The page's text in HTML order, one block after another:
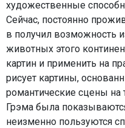
художественные
Сейчас, постоянно
в получил возможность
животных этого
картин и применить на
рисует картины,
романтические сцены на
Грэма была
неизменно пользуются